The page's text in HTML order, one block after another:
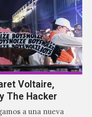
Voltaire,
The Hacker
a una nueva